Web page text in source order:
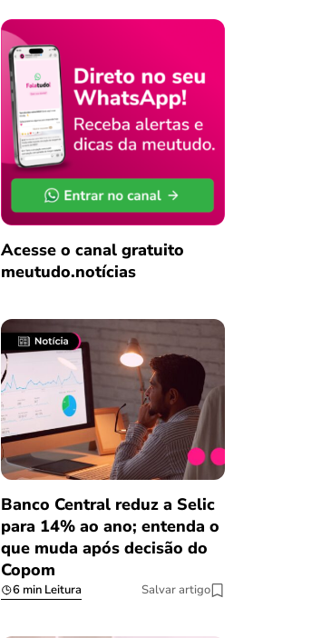
Acesse o canal gratuito
meutudo.notícias
Banco Central reduz a Selic
para 14% ao ano; entenda o
que muda após decisão do
Copom
6 min Leitura Salvar artigo